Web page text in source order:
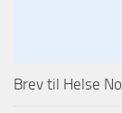
Brev til Helse